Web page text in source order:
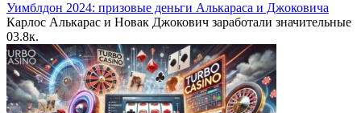
Уимблдон 2024: призовые деньги Алькараса и Джоковича
Карлос Алькарас и Новак Джокович заработали значительные
03.8к.